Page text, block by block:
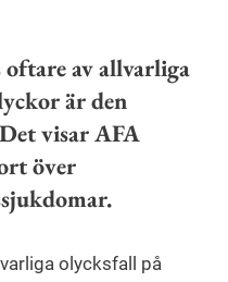
av allvarliga
är den
visar AFA
över
olycksfall på